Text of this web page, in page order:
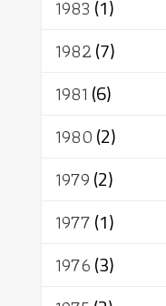
1983 (1)
1982(7)
1981 (6)
1980(2)
1979(2)
1977(1)
1976(3)